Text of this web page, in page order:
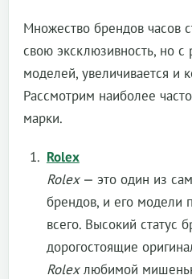
Множество брендов часов
свою эксклюзивность, но с
моделей, увеличивается и
Рассмотрим наиболее
марки.
Rolex
Rolex— это один из
брендов, и его модели
всего. Высокий статус
дорогостоящие
Rolexлюбимой